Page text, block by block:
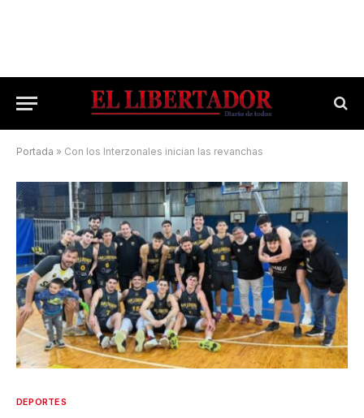
Portada » Con los Interzonales inician las revanchas
DEPORTES